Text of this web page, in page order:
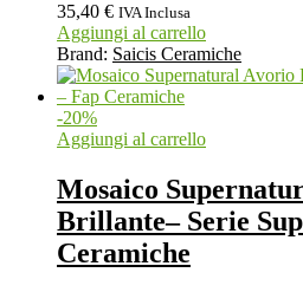
35,40 € IVA Inclusa
Aggiungi al carrello
Brand: Saicis Ceramiche
-20%
Aggiungi al carrello
Mosaico
Brillante– Serie
Ceramiche